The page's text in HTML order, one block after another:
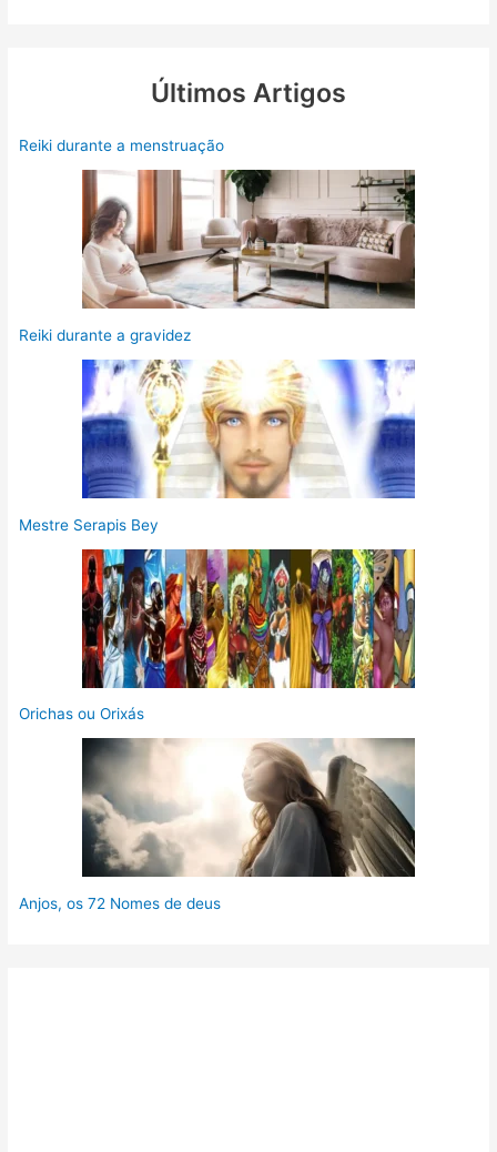
Últimos Artigos
Reiki durante a menstruação
Reiki durante a gravidez
Mestre Serapis Bey
Orichas ou Orixás
Anjos, os 72 Nomes de deus